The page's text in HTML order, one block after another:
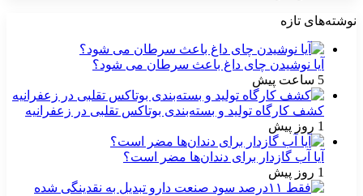
نوشته‌های تازه
آیا نوشیدن چای داغ باعث سرطان می شود؟
5 ساعت پیش
کشف کارگاه تولید و بسته‌بندی بوتاکس تقلبی در زعفرانیه
1 روز پیش
آیا آب گازدار برای دندان‌ها مضر است؟
1 روز پیش